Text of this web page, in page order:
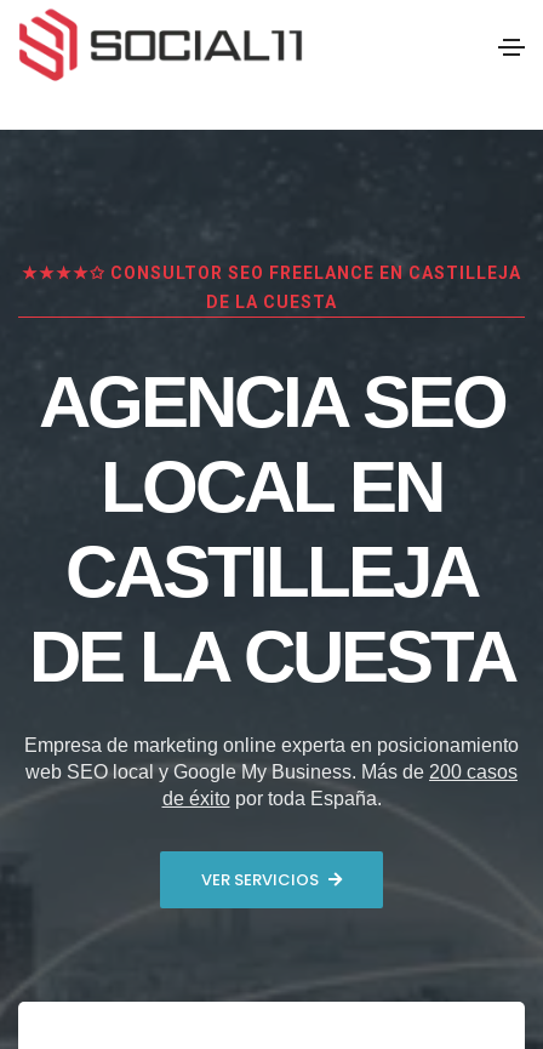
★★★★✩ CONSULTOR SEO FREELANCE EN CASTILLEJA
DE LA CUESTA
AGENCIA SEO
LOCAL EN
CASTILLEJA
DE LA CUESTA
Empresa de marketing online experta en posicionamiento
web SEO local y Google My Business. Más de 200 casos
de éxitopor toda España.
VER SERVICIOS